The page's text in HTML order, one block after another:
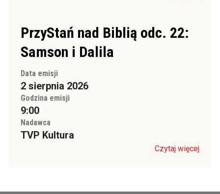
PrzyStań nad Biblią odc. 22:
Samson i Dalila
Data emisji
2 sierpnia 2026
Godzina emisji
9:00
Nadawca
TVP Kultura
Czytaj więcej